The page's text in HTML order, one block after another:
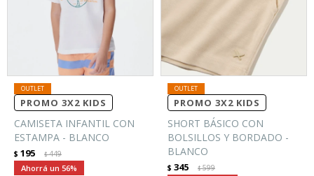
PROMO 3X2 KIDS
CAMISETA INFANTIL CON
ESTAMPA - BLANCO
$ 195 $449
56
PROMO 3X2 KIDS
SHORT BÁSICO CON
BOLSILLOS Y BORDADO -
BLANCO
$ 345 $599